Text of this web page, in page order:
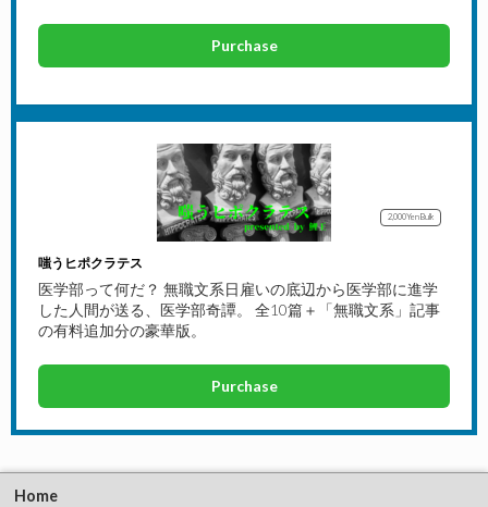
Purchase
2,000YenBulk
嗤うヒポクラテス
医学部って何だ？ 無職文系日雇いの底辺から医学部に進学
した人間が送る、医学部奇譚。 全10篇＋「無職文系」記事
の有料追加分の豪華版。
Purchase
Home